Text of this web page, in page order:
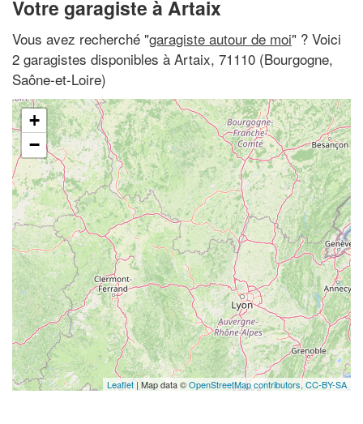
Votre garagiste à Artaix
Vous avez recherché "garagiste autour de moi" ? Voici
2 garagistes disponibles à Artaix, 71110 (Bourgogne,
Saône-et-Loire)
+
−
Leaflet | Map data ©OpenStreetMap contributors,CC-BY-SA